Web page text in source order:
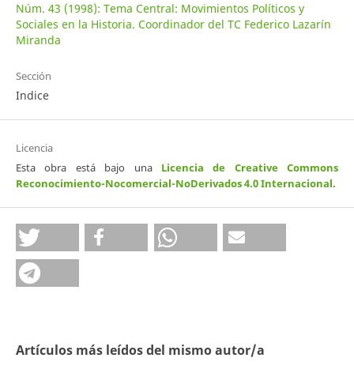
Núm. 43 (1998): Tema Central: Movimientos Políticos y
Sociales en la Historia. Coordinador del TC Federico Lazarín
Miranda
Sección
Indice
Licencia
Esta obra está bajo una Licencia de Creative Commons
Reconocimiento-Nocomercial-NoDerivados 4.0 Internacional.
Artículos más leídos del mismo autor/a